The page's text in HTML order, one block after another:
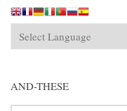
AND-THESE